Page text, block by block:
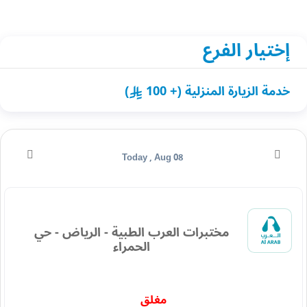
إختيار الفرع
خدمة الزيارة المنزلية (+ 100 )
مختبرات العرب الطبية - الرياض - حي
الحمراء
مغلق